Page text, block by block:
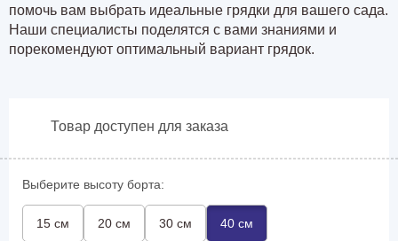
помочь вам выбрать идеальные грядки для вашего сада.
Наши специалисты поделятся с вами знаниями и
порекомендуют оптимальный вариант грядок.
Товар доступен для заказа
Выберите высоту борта:
15 см 20 см 30 см 40 см